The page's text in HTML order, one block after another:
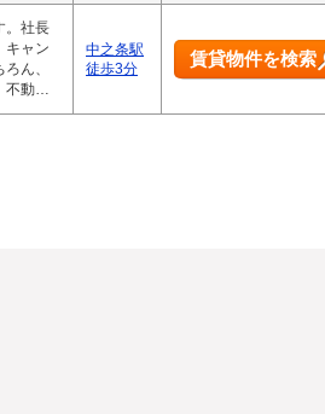
。社長
キャン
ん、
不動…
中之条駅
徒歩3分
賃貸物件を検索